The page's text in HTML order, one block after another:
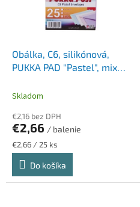
Obálka, C6, silikónová,
PUKKA PAD "Pastel", mix
Skladom
€2,16 bez DPH
€2,66 / balenie
Jednotková
cena:
€2,66 / 25 ks
Do košíka